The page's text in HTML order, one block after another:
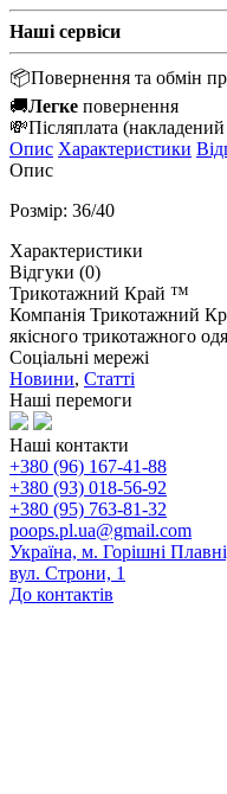
Наші сервіси
📦Повернення та обмін
🚚Легке повернення
💸Післяплата
Опис Характеристики
Опис
Розмір: 36/40
Характеристики
Відгуки (0)
Трикотажний Край ™
Компанія Трикотажний
якісного трикотажного
Соціальні мережі
Новини, Статті
Наші перемоги
Наші контакти
+380 (96) 167-41-88
+380 (93) 018-56-92
+380 (95) 763-81-32
poops.pl.ua@gmail.com
Україна, м. Горішні
вул. Строни, 1
До контактів